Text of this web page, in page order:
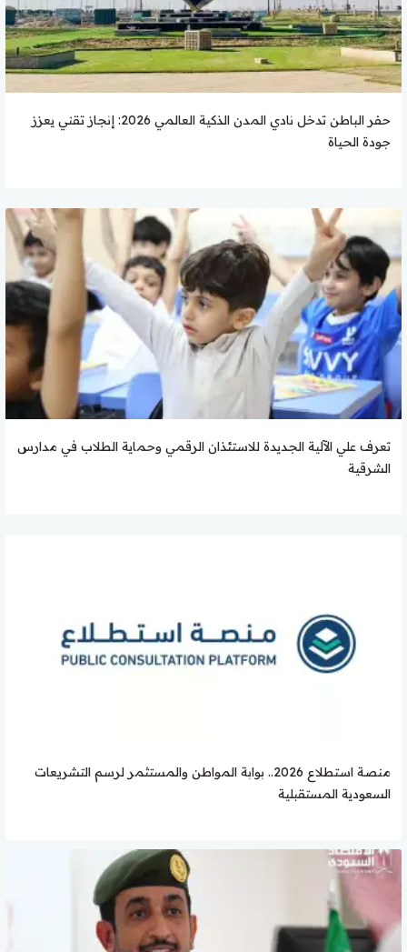
حفر الباطن تدخل نادي المدن الذكية العالمي 2026: إنجاز تقني يعزز
جودة الحياة
تعرف علي الآلية الجديدة للاستئذان الرقمي وحماية الطلاب في مدارس
الشرقية
منصة استطلاع 2026.. بوابة المواطن والمستثمر لرسم التشريعات
السعودية المستقبلية